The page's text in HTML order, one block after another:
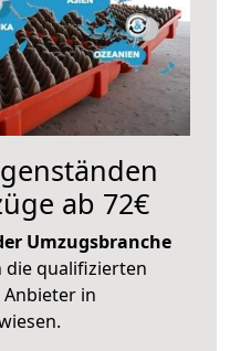
ab 72€
Umzugsbranche
die qualifizierten
in